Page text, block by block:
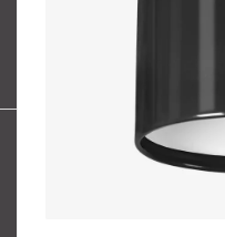
Oblíbené série
Nordlux Milford
Nordlux